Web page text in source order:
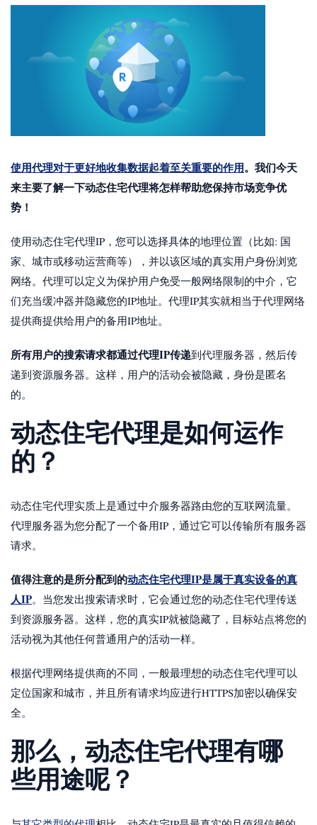
使用代理对于更好地收集数据起着至关重要的作用。我们今天
来主要了解一下动态住宅代理将怎样帮助您保持市场竞争优
势！
使用动态住宅代理IP，您可以选择具体的地理位置（比如: 国
家、城市或移动运营商等），并以该区域的真实用户身份浏览
网络。代理可以定义为保护用户免受一般网络限制的中介，它
们充当缓冲器并隐藏您的IP地址。代理IP其实就相当于代理网络
提供商提供给用户的备用IP地址。
所有用户的搜索请求都通过代理IP传递到代理服务器，然后传
递到资源服务器。这样，用户的活动会被隐藏，身份是匿名
的。
动态住宅代理是如何运作
的？
动态住宅代理实质上是通过中介服务器路由您的互联网流量。
代理服务器为您分配了一个备用IP，通过它可以传输所有服务器
请求。
值得注意的是所分配到的动态住宅代理IP是属于真实设备的真
人IP。当您发出搜索请求时，它会通过您的动态住宅代理传送
到资源服务器。这样，您的真实IP就被隐藏了，目标站点将您的
活动视为其他任何普通用户的活动一样。
根据代理网络提供商的不同，一般最理想的动态住宅代理可以
定位国家和城市，并且所有请求均应进行HTTPS加密以确保安
全。
那么，动态住宅代理有哪
些用途呢？